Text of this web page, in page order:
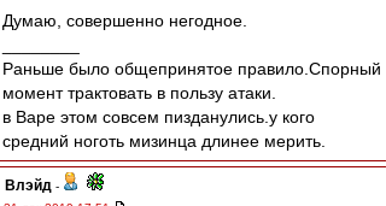
Думаю, совершенно негодное.
Раньше было общепринятое правило.Спорный
момент трактовать в пользу атаки.
в Варе этом совсем пизданулись.у кого
средний ноготь мизинца длинее мерить.
Влэйд -